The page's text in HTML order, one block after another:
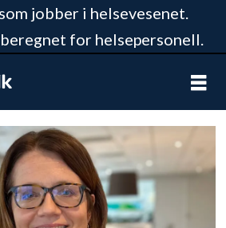
jobber i helsevesenet.
for helsepersonell.